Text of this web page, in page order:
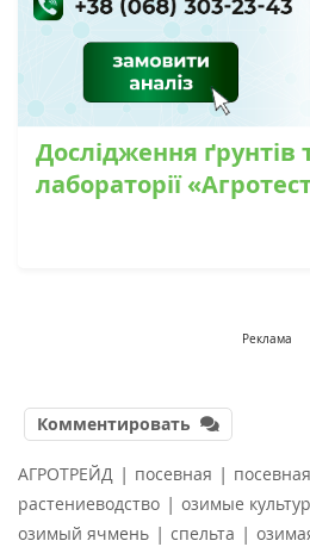
Дослідження ґрунтів
лабораторії
Реклама
Комментировать
АГРОТРЕЙД | посевная |
растениеводство | озимые
озимый ячмень | спельта |